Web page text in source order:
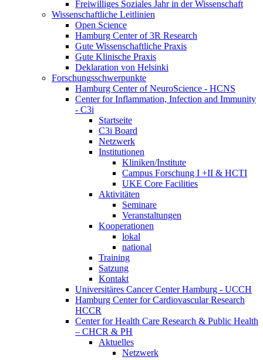
Freiwilliges Soziales Jahr in der Wissenschaft
Wissenschaftliche Leitlinien
Open Science
Hamburg Center of 3R Research
Gute Wissenschaftliche Praxis
Gute Klinische Praxis
Deklaration von Helsinki
Forschungsschwerpunkte
Hamburg Center of NeuroScience - HCNS
Center for Inflammation, Infection and Immunity
- C3i
Startseite
C3i Board
Netzwerk
Institutionen
Kliniken/Institute
Campus Forschung I +II & HCTI
UKE Core Facilities
Aktivitäten
Seminare
Veranstaltungen
Kooperationen
lokal
national
Training
Satzung
Kontakt
Universitäres Cancer Center Hamburg - UCCH
Hamburg Center for Cardiovascular Research
HCCR
Center for Health Care Research & Public Health
– CHCR & PH
Aktuelles
Netzwerk